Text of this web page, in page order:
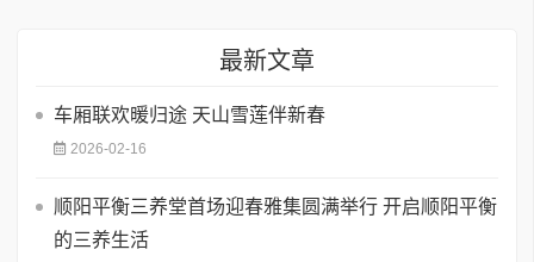
最新文章
车厢联欢暖归途 天山雪莲伴新春
2026-02-16
顺阳平衡三养堂首场迎春雅集圆满举行 开启顺阳平衡
的三养生活